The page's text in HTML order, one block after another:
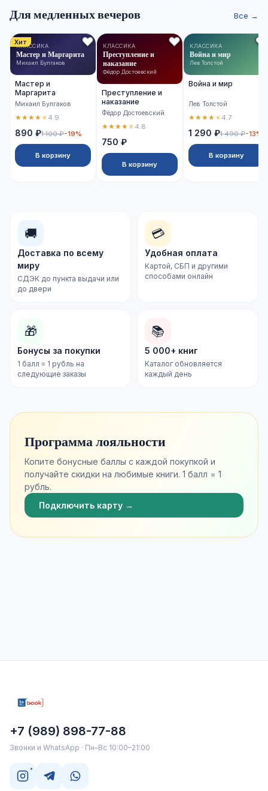
Для медленных вечеров Все →
Хит
КЛАССИКА
Мастер и Маргарита
Михаил Булгаков
Мастер и
Маргарита
Михаил Булгаков
★★★★★4.9
890 ₽1 100 ₽-19%
В корзину
КЛАССИКА
Преступление и
наказание
Фёдор Достоевский
Преступление и
наказание
Фёдор Достоевский
★★★★★4.8
750 ₽
В корзину
КЛАССИКА
Война и мир
Лев Толстой
Война и мир
Лев Толстой
★★★★★4.7
1 290 ₽1 490 ₽-13%
В корзину
🚚
Доставка по всему
миру
СДЭК до пункта выдачи или
до двери
💳
Удобная оплата
Картой, СБП и другими
способами онлайн
🎁
Бонусы за покупки
1 балл = 1 рубль на
следующие заказы
📚
5 000+ книг
Каталог обновляется
каждый день
Программа лояльности
Копите бонусные баллы с каждой покупкой и
получайте скидки на любимые книги. 1 балл = 1
рубль.
Подключить карту →
+7 (989) 898-77-88
Звонки и WhatsApp · Пн–Вс 10:00–21:00
*